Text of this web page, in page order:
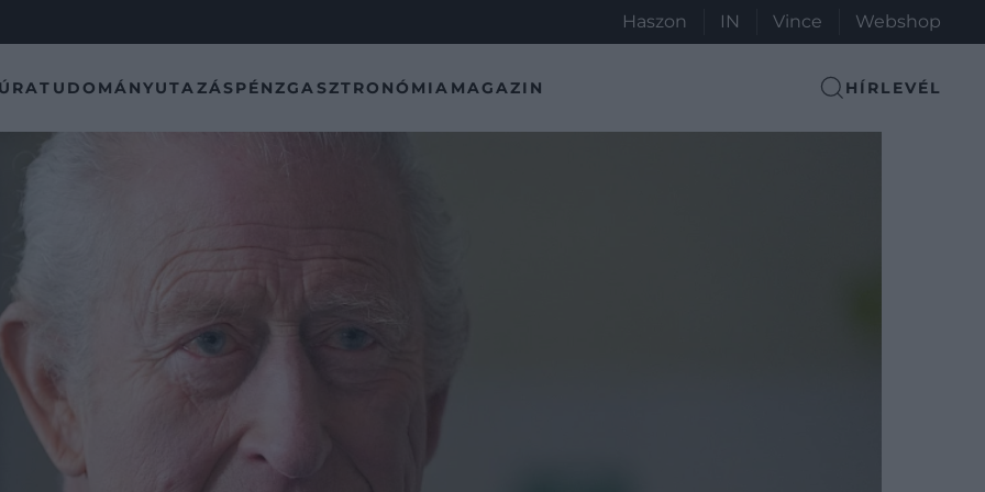
Haszon IN Vince Webshop
TUDOMÁNYUTAZÁSPÉNZGASZTRONÓMIA MAGAZIN HÍRLEVÉL